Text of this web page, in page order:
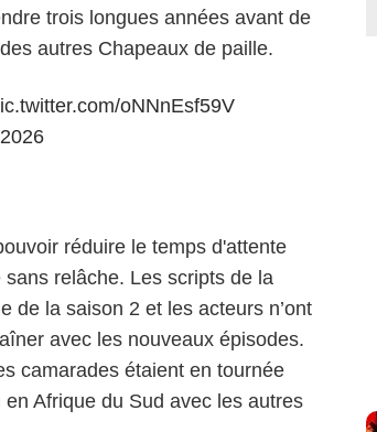
trois longues années avant de
autres Chapeaux de paille.
oNNnEsf59V
réduire le temps d'attente
relâche. Les scripts de la
de la saison 2 et les acteurs n’ont
avec les nouveaux épisodes.
camarades étaient en tournée
Afrique du Sud avec les autres